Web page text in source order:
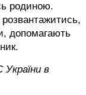
родиною.
допомагають
в